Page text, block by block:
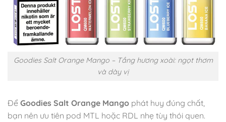
Goodies Salt Orange Mango – Tầng hương xoài: ngọt thơm
và dày vị
Để Goodies Salt Orange Mango phát huy đúng chất,
bạn nên ưu tiên pod MTL hoặc RDL nhẹ tùy thói quen.